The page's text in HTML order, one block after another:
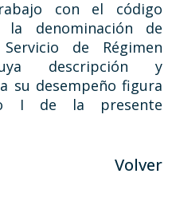
con el código
la denominación de
de Régimen
descripción y
su desempeño figura
I de la presente
Volver